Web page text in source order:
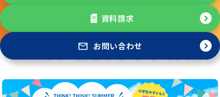
資料請求
お問い合わせ